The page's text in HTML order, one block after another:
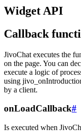
Widget API
Callback
JivoChat executes the
on the page. You can
execute a logic of
using
by a client.
onLoadCallback#
Is executed when